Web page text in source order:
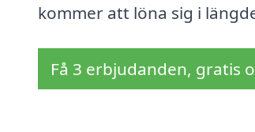
kommer att löna sig i
Få 3 erbjudanden, gratis